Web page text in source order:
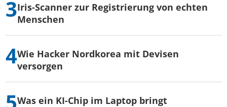
Iris-Scanner zur Registrierung von echten
Menschen
Wie Hacker Nordkorea mit Devisen
versorgen
Was ein KI-Chip im Laptop bringt